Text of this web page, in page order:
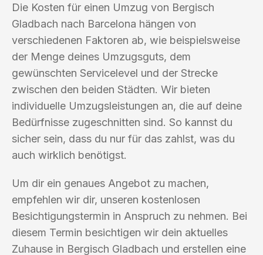
Die Kosten für einen Umzug von Bergisch
Gladbach nach Barcelona hängen von
verschiedenen Faktoren ab, wie beispielsweise
der Menge deines Umzugsguts, dem
gewünschten Servicelevel und der Strecke
zwischen den beiden Städten. Wir bieten
individuelle Umzugsleistungen an, die auf deine
Bedürfnisse zugeschnitten sind. So kannst du
sicher sein, dass du nur für das zahlst, was du
auch wirklich benötigst.
Um dir ein genaues Angebot zu machen,
empfehlen wir dir, unseren kostenlosen
Besichtigungstermin in Anspruch zu nehmen. Bei
diesem Termin besichtigen wir dein aktuelles
Zuhause in Bergisch Gladbach und erstellen eine